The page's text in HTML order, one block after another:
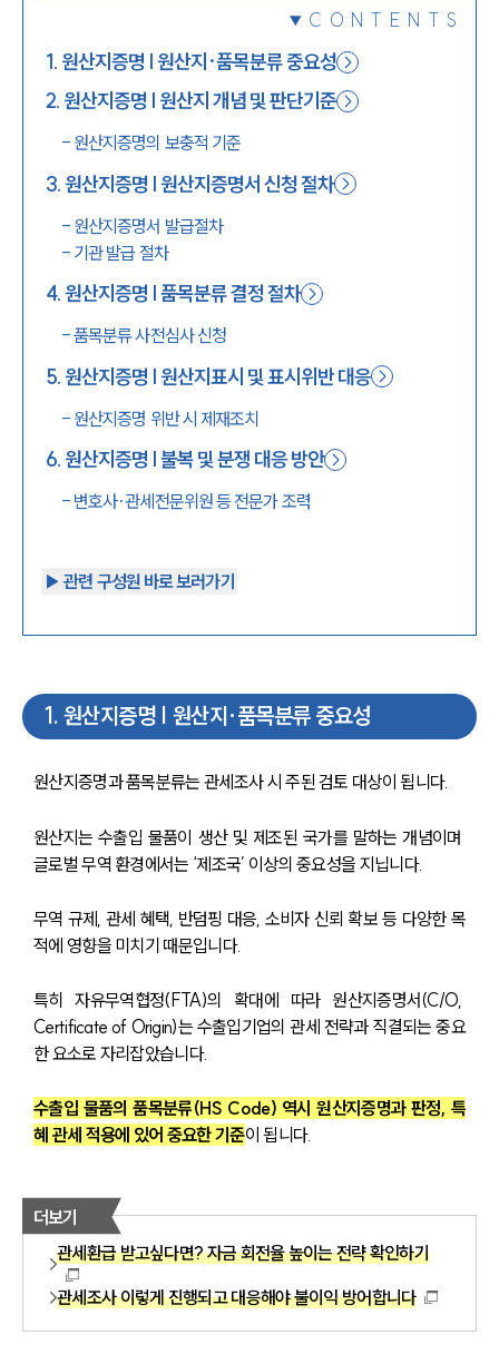
CONTENTS
1. 원산지증명 | 원산지·품목분류 중요성
2. 원산지증명 | 원산지 개념 및 판단기준
- 원산지증명의 보충적 기준
3. 원산지증명 | 원산지증명서 신청 절차
- 원산지증명서 발급절차
- 기관 발급 절차
4. 원산지증명 | 품목분류 결정 절차
-품목분류 사전심사 신청
5. 원산지증명 | 원산지표시 및 표시위반 대응
- 원산지증명 위반 시 제재조치
6. 원산지증명 | 불복 및 분쟁 대응 방안
- 변호사·관세전문위원 등 전문가 조력
▶︎ 관련 구성원 바로 보러가기
1 . 원산지증명 | 원산지·품목분류 중요성
원산지증명과 품목분류는 관세조사 시 주된 검토 대상이 됩니다.
원산지는 수출입 물품이 생산 및 제조된 국가를 말하는 개념이며
글로벌 무역 환경에서는 ‘제조국’ 이상의 중요성을 지닙니다.
무역 규제, 관세 혜택, 반덤핑 대응, 소비자 신뢰 확보 등 다양한 목
적에 영향을 미치기 때문입니다.
특히 자유무역협정(FTA)의 확대에 따라 원산지증명서(C/O,
Certificate of Origin)는 수출입기업의 관세 전략과 직결되는 중요
한 요소로 자리잡았습니다.
수출입 물품의 품목분류(HS Code) 역시 원산지증명과 판정, 특
혜 관세 적용에 있어 중요한 기준이 됩니다.
더보기
관세환급 받고싶다면? 자금 회전율 높이는 전략 확인하기
관세조사 이렇게 진행되고 대응해야 불이익 방어합니다